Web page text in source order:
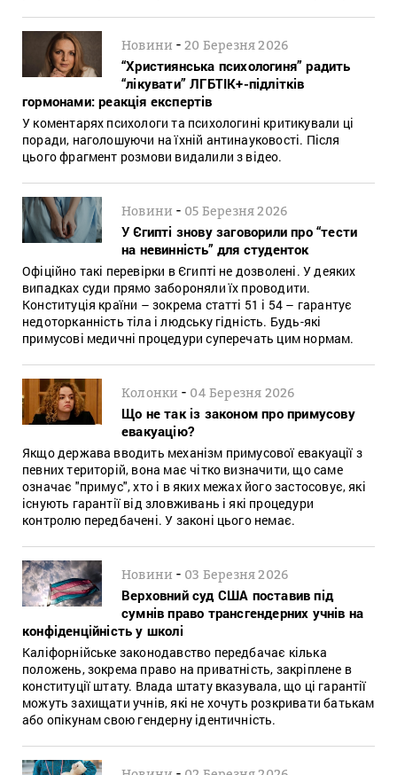
Новини -20 Березня 2026
“Християнська психологиня” радить
“лікувати” ЛГБТІК+-підлітків
гормонами: реакція експертів
У коментарях психологи та психологині критикували ці
поради, наголошуючи на їхній антинауковості. Після
цього фрагмент розмови видалили з відео.
Новини - 05 Березня 2026
У Єгипті знову заговорили про “тести
на невинність” для студенток
Офіційно такі перевірки в Єгипті не дозволені. У деяких
випадках суди прямо забороняли їх проводити.
Конституція країни – зокрема статті 51 і 54 – гарантує
недоторканність тіла і людську гідність. Будь-які
примусові медичні процедури суперечать цим нормам.
Колонки - 04 Березня 2026
Що не так із законом про примусову
евакуацію?
Якщо держава вводить механізм примусової евакуації з
певних територій, вона має чітко визначити, що саме
означає "примус", хто і в яких межах його застосовує, які
існують гарантії від зловживань і які процедури
контролю передбачені. У законі цього немає.
Новини - 03 Березня 2026
Верховний суд США поставив під
сумнів право трансгендерних учнів на
конфіденційність у школі
Каліфорнійське законодавство передбачає кілька
положень, зокрема право на приватність, закріплене в
конституції штату. Влада штату вказувала, що ці гарантії
можуть захищати учнів, які не хочуть розкривати батькам
або опікунам свою гендерну ідентичність.